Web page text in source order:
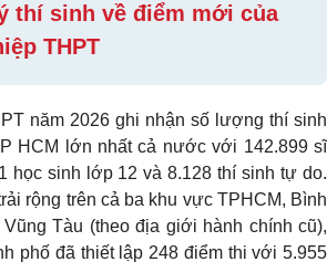
thí sinh về điểm mới của
THPT
năm 2026 ghi nhận số lượng thí sinh
HCM lớn nhất cả nước với 142.899 sĩ
học sinh lớp 12 và 8.128 thí sinh tự do.
rộng trên cả ba khu vực TPHCM, Bình
Tàu (theo địa giới hành chính cũ),
phố đã thiết lập 248 điểm thi với 5.955